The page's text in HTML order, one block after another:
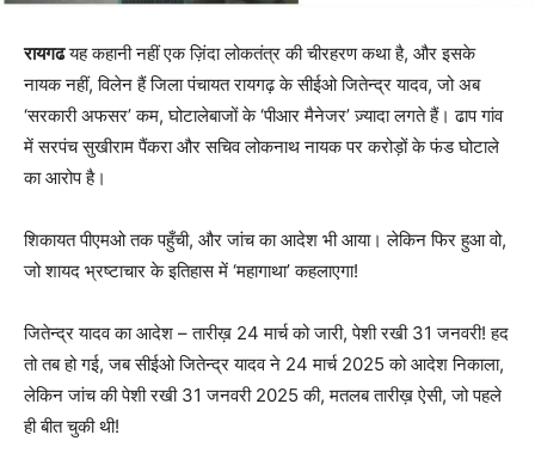
रायगढयह कहानी नहीं एक ज़िंदा लोकतंत्र की चीरहरण कथा है, और इसके
नायक नहीं, विलेन हैं जिला पंचायत रायगढ़ के सीईओ जितेन्द्र यादव, जो अब
‘सरकारी अफसर’ कम, घोटालेबाजों के ‘पीआर मैनेजर’ ज़्यादा लगते हैं। ढाप गांव
में सरपंच सुखीराम पैंकरा और सचिव लोकनाथ नायक पर करोड़ों के फंड घोटाले
का आरोप है।
शिकायत पीएमओ तक पहुँची, और जांच का आदेश भी आया। लेकिन फिर हुआ वो,
जो शायद भ्रष्टाचार के इतिहास में ‘महागाथा’ कहलाएगा!
जितेन्द्र यादव का आदेश – तारीख़ 24 मार्च को जारी, पेशी रखी 31 जनवरी! हद
तो तब हो गई, जब सीईओ जितेन्द्र यादव ने 24 मार्च 2025 को आदेश निकाला,
लेकिन जांच की पेशी रखी 31 जनवरी 2025 की, मतलब तारीख़ ऐसी, जो पहले
ही बीत चुकी थी!